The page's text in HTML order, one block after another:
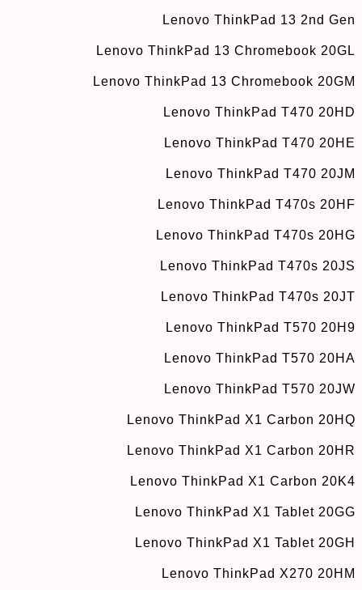
Lenovo ThinkPad 13 2nd Gen
Lenovo ThinkPad 13 Chromebook 20GL
Lenovo ThinkPad 13 Chromebook 20GM
Lenovo ThinkPad T470 20HD
Lenovo ThinkPad T470 20HE
Lenovo ThinkPad T470 20JM
Lenovo ThinkPad T470s 20HF
Lenovo ThinkPad T470s 20HG
Lenovo ThinkPad T470s 20JS
Lenovo ThinkPad T470s 20JT
Lenovo ThinkPad T570 20H9
Lenovo ThinkPad T570 20HA
Lenovo ThinkPad T570 20JW
Lenovo ThinkPad X1 Carbon 20HQ
Lenovo ThinkPad X1 Carbon 20HR
Lenovo ThinkPad X1 Carbon 20K4
Lenovo ThinkPad X1 Tablet 20GG
Lenovo ThinkPad X1 Tablet 20GH
Lenovo ThinkPad X270 20HM